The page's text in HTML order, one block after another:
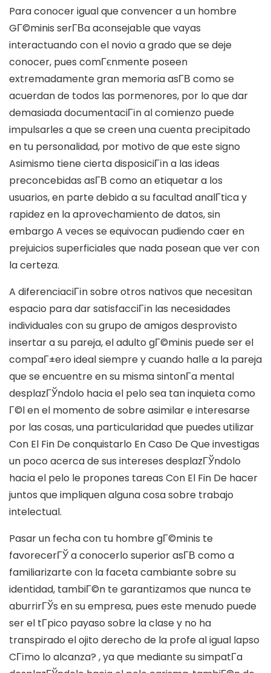
Para conocer igual que convencer a un hombre
GГ©minis serГ­В­a aconsejable que vayas
interactuando con el novio a grado que se deje
conocer, pues comГєnmente poseen
extremadamente gran memoria asГ­В­ como se
acuerdan de todos las pormenores, por lo que dar
demasiada documentaciГіn al comienzo puede
impulsarles a que se creen una cuenta precipitado
en tu personalidad, por motivo de que este signo
Asimismo tiene cierta disposiciГіn a las ideas
preconcebidas asГ­В­ como an etiquetar a los
usuarios, en parte debido a su facultad analГ­tica y
rapidez en la aprovechamiento de datos, sin
embargo A veces se equivocan pudiendo caer en
prejuicios superficiales que nada posean que ver con
la certeza.
A diferenciaciГіn sobre otros nativos que necesitan
espacio para dar satisfacciГіn las necesidades
individuales con su grupo de amigos desprovisto
insertar a su pareja, el adulto gГ©minis puede ser el
compaГ±ero ideal siempre y cuando halle a la pareja
que se encuentre en su misma sintonГ­a mental
desplazГЎndolo hacia el pelo sea tan inquieta como
Г©l en el momento de sobre asimilar e interesarse
por las cosas, una particularidad que puedes utilizar
Con El Fin De conquistarlo En Caso De Que investigas
un poco acerca de sus intereses desplazГЎndolo
hacia el pelo le propones tareas Con El Fin De hacer
juntos que impliquen alguna cosa sobre trabajo
intelectual.
Pasar un fecha con tu hombre gГ©minis te
favorecerГЎ a conocerlo superior asГ­В­ como a
familiarizarte con la faceta cambiante sobre su
identidad, tambiГ©n te garantizamos que nunca te
aburrirГЎs en su empresa, pues este menudo puede
ser el tГ­pico payaso sobre la clase y no ha
transpirado el ojito derecho de la profe al igual lapso
CГіmo lo alcanza? , ya que mediante su simpatГ­a